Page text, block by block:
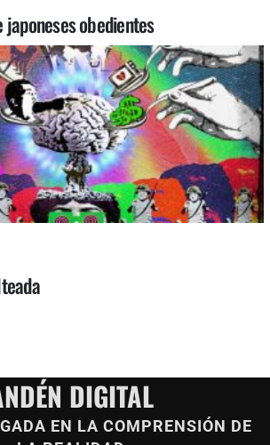
obedientes
DIGITAL
EN LA COMPRENSIÓN DE